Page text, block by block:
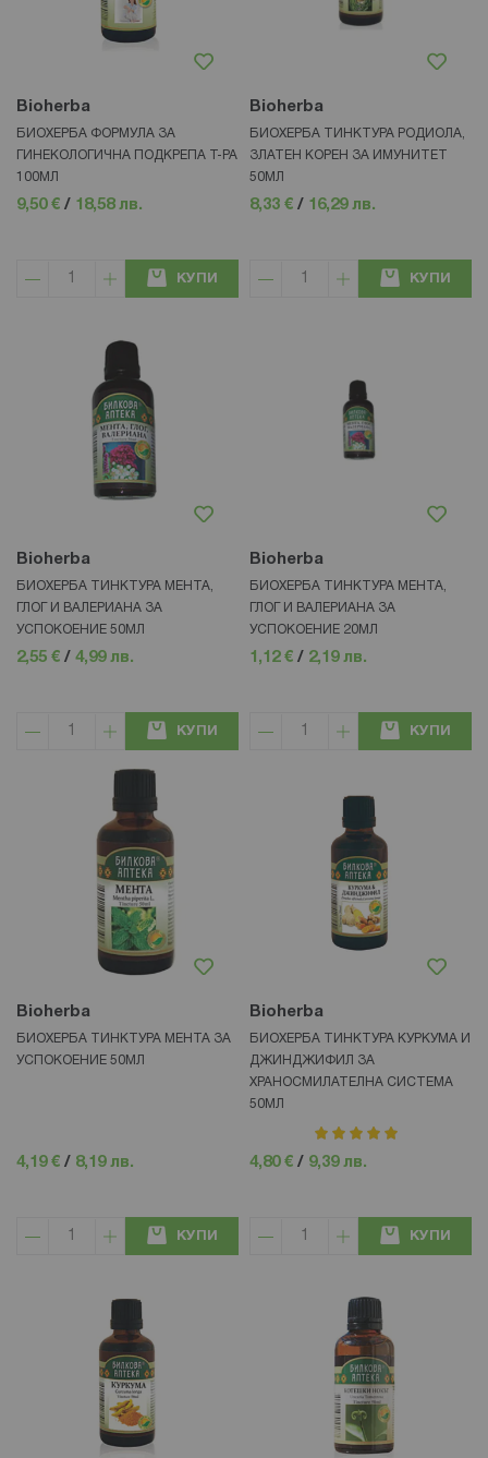
Bioherba
БИОХЕРБА ФОРМУЛА ЗА
ГИНЕКОЛОГИЧНА ПОДКРЕПА Т-РА
100МЛ
9,50 € / 18,58 лв.
КУПИ
Bioherba
БИОХЕРБА ТИНКТУРА РОДИОЛА,
ЗЛАТЕН КОРЕН ЗА ИМУНИТЕТ
50МЛ
8,33 € / 16,29 лв.
КУПИ
Bioherba
БИОХЕРБА ТИНКТУРА МЕНТА,
ГЛОГ И ВАЛЕРИАНА ЗА
УСПОКОЕНИЕ 50МЛ
2,55 € / 4,99 лв.
КУПИ
Bioherba
БИОХЕРБА ТИНКТУРА МЕНТА,
ГЛОГ И ВАЛЕРИАНА ЗА
УСПОКОЕНИЕ 20МЛ
1,12 € / 2,19 лв.
КУПИ
Bioherba
БИОХЕРБА ТИНКТУРА МЕНТА ЗА
УСПОКОЕНИЕ 50МЛ
4,19 € / 8,19 лв.
КУПИ
Bioherba
БИОХЕРБА ТИНКТУРА КУРКУМА И
ДЖИНДЖИФИЛ ЗА
ХРАНОСМИЛАТЕЛНА СИСТЕМА
50МЛ
рейтинг:
4,80 € / 9,39 лв.
КУПИ